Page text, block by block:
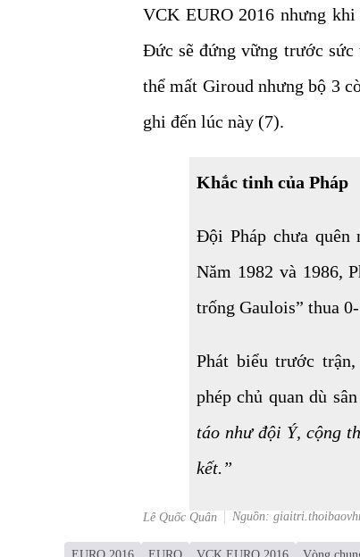
VCK EURO 2016 nhưng
Đức sẽ đứng vững trước sức
thể mất Giroud nhưng bộ 3
ghi đến lúc này (7).
Khắc tinh của Pháp
Đội Pháp chưa
Năm 1982 và 1986,
trống Gaulois” thua
Phát biểu trước
phép chủ quan dù
táo như đội Ý, cộng
kết.”
Lê Quốc Quân Nguồn: